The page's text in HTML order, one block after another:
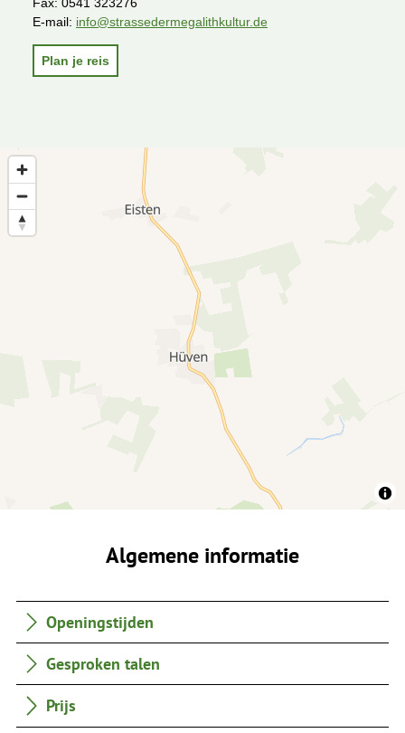
E-mail: info@strassedermegalithkultur.de
Plan je reis
Algemene informatie
Openingstijden
Gesproken talen
Prijs